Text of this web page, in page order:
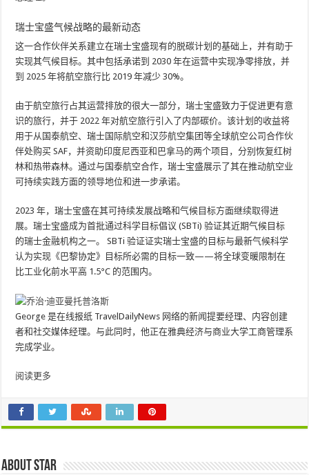
瑞士宝盛气候战略的最新动态
这一合作伙伴关系建立在瑞士宝盛现有的脱碳计划的基础上，并有助于
实现其气候目标。其中包括承诺到 2030 年在运营中实现净零排放，并
到 2025 年将航空旅行比 2019 年减少 30%。
由于航空旅行占其运营排放的很大一部分，瑞士宝盛致力于促进更有意
识的旅行，并于 2022 年对航空旅行引入了内部碳价。该计划的收益将
用于从国泰航空、瑞士国际航空和汉莎航空集团等全球航空公司合作伙
伴处购买 SAF，并资助印度尼西亚和巴拿马的两个项目，分别恢复红树
林和热带森林。通过与国泰航空合作，瑞士宝盛展示了其在推动航空业
可持续实践方面的领导地位和进一步承诺。
2023 年，瑞士宝盛在其可持续发展战略和气候目标方面继续取得进
展。瑞士宝盛成为首批通过科学目标倡议 (SBTi) 验证其近期气候目标
的瑞士金融机构之一。 SBTi 验证证实瑞士宝盛的目标与最新气候科学
认为实现《巴黎协定》目标所必需的目标一致——将全球变暖限制在
比工业化前水平高 1.5°C 的范围内。
George 是在线报纸 TravelDailyNews 网络的新闻提要经理、内容创建
者和社交媒体经理。与此同时，他正在雅典经济与商业大学工商管理系
完成学业。
阅读更多
About star